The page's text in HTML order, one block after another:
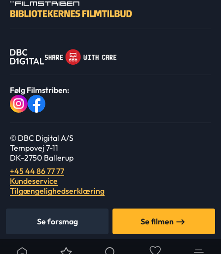
Se forsmag Se filmen
Følg Filmstriben:
© DBC Digital A/S
Tempovej 7-11
DK-2750 Ballerup
+45 44 86 77 77
Kundeservice
Tilgængelighedserklæring